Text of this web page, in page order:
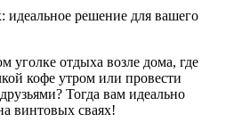
идеальное решение для вашего
уголке отдыха возле дома, где
кофе утром или провести
Тогда вам идеально
винтовых сваях!